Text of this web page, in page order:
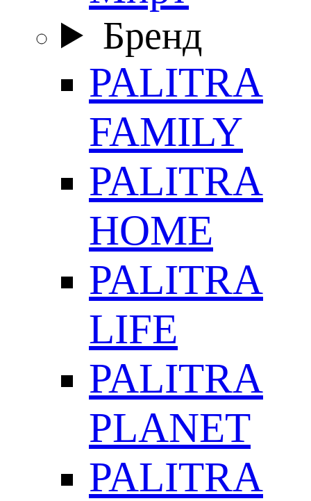
Бренд
PALITRA
FAMILY
PALITRA
HOME
PALITRA
LIFE
PALITRA
PLANET
PALITRA